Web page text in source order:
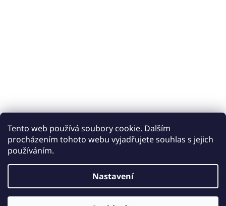
Tento web používá soubory cookie. Dalším
procházením tohoto webu vyjadřujete souhlas s jejich
používáním.
Nastavení
Copyright 2026Keramické obklady a dlažby iobklady.cz.